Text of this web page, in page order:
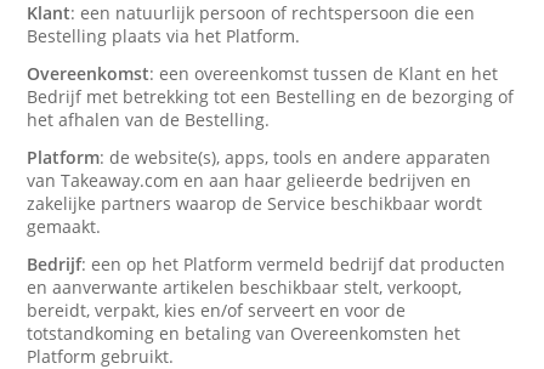
Klant: een natuurlijk persoon of rechtspersoon die een
Bestelling plaats via het Platform.
Overeenkomst: een overeenkomst tussen de Klant en het
Bedrijf met betrekking tot een Bestelling en de bezorging of
het afhalen van de Bestelling.
Platform: de website(s), apps, tools en andere apparaten
van Takeaway.com en aan haar gelieerde bedrijven en
zakelijke partners waarop de Service beschikbaar wordt
gemaakt.
Bedrijf: een op het Platform vermeld bedrijf dat producten
en aanverwante artikelen beschikbaar stelt, verkoopt,
bereidt, verpakt, kies en/of serveert en voor de
totstandkoming en betaling van Overeenkomsten het
Platform gebruikt.